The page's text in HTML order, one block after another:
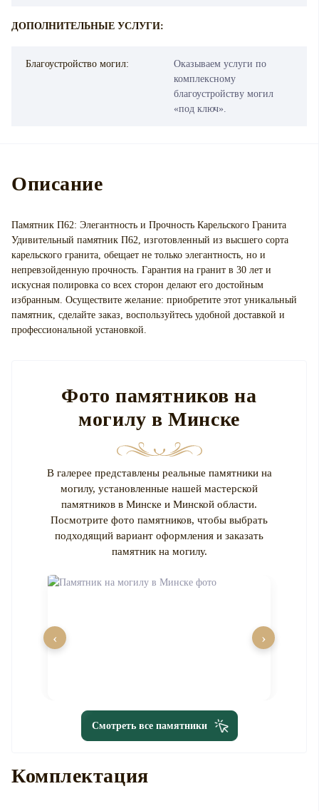
ДОПОЛНИТЕЛЬНЫЕ УСЛУГИ:
Благоустройство могил:
Оказываем услуги по
комплексному
благоустройству могил
«под ключ».
Описание
Памятник П62: Элегантность и Прочность Карельского Гранита
Удивительный памятник П62, изготовленный из высшего сорта
карельского гранита, обещает не только элегантность, но и
непревзойденную прочность. Гарантия на гранит в 30 лет и
искусная полировка со всех сторон делают его достойным
избранным. Осуществите желание: приобретите этот уникальный
памятник, сделайте заказ, воспользуйтесь удобной доставкой и
профессиональной установкой.
Фото памятников на
могилу в Минске
В галерее представлены реальные памятники на
могилу, установленные нашей мастерской
памятников в Минске и Минской области.
Посмотрите фото памятников, чтобы выбрать
подходящий вариант оформления и заказать
памятник на могилу.
‹ ›
Смотреть все памятники
Комплектация